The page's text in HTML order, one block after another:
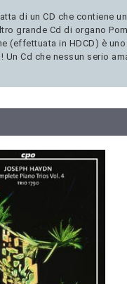
di un CD che contiene
grande Cd di organo
(effettuata in HDCD) è
Cd che nessun serio